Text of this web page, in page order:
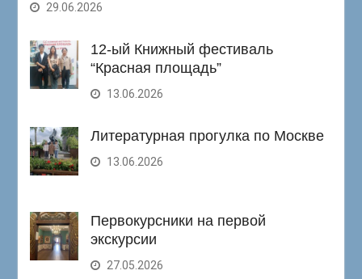
29.06.2026
12-ый Книжный фестиваль
“Красная площадь”
13.06.2026
Литературная прогулка по Москве
13.06.2026
Первокурсники на первой
экскурсии
27.05.2026